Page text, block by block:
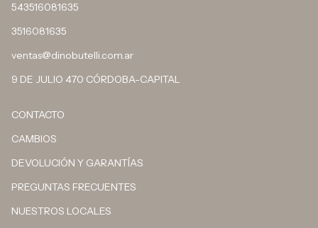
543516081635
3516081635
ventas@dinobutelli.com.ar
9 DE JULIO 470 CÓRDOBA-CAPITAL
CONTACTO
CAMBIOS
DEVOLUCIÓN Y GARANTÍAS
PREGUNTAS FRECUENTES
NUESTROS LOCALES